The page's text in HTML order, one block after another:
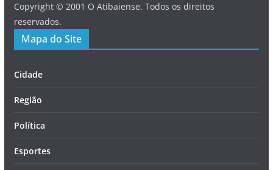
Copyright © 2001 O Atibaiense. Todos os direitos
reservados.
Mapa do Site
Cidade
Região
Política
Esportes